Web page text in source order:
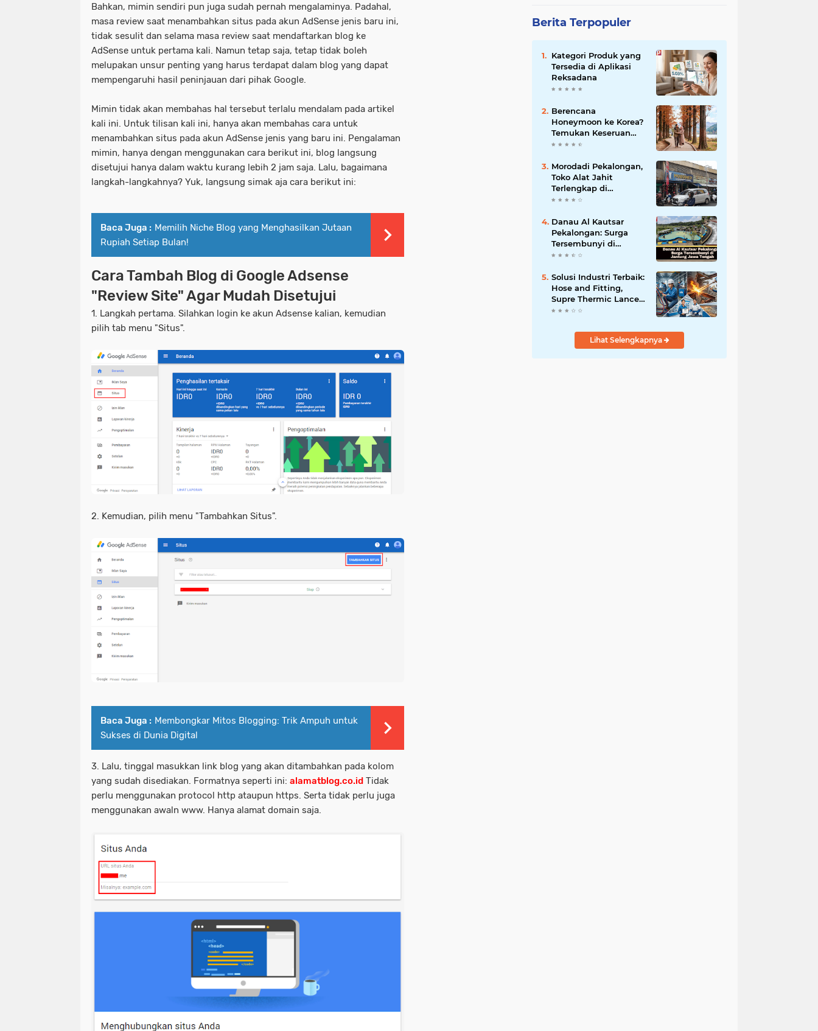
Bahkan, mimin sendiri pun juga sudah pernah mengalaminya. Padahal,
masa review saat menambahkan situs pada akun AdSense jenis baru ini,
tidak sesulit dan selama masa review saat mendaftarkan blog ke
AdSense untuk pertama kali. Namun tetap saja, tetap tidak boleh
melupakan unsur penting yang harus terdapat dalam blog yang dapat
mempengaruhi hasil peninjauan dari pihak Google.
Mimin tidak akan membahas hal tersebut terlalu mendalam pada artikel
kali ini. Untuk tilisan kali ini, hanya akan membahas cara untuk
menambahkan situs pada akun AdSense jenis yang baru ini. Pengalaman
mimin, hanya dengan menggunakan cara berikut ini, blog langsung
disetujui hanya dalam waktu kurang lebih 2 jam saja. Lalu, bagaimana
langkah-langkahnya? Yuk, langsung simak aja cara berikut ini:
Baca Juga : Memilih Niche Blog yang Menghasilkan Jutaan
Rupiah Setiap Bulan!
Cara Tambah Blog di Google Adsense
"Review Site" Agar Mudah Disetujui
1. Langkah pertama. Silahkan login ke akun Adsense kalian, kemudian
pilih tab menu "Situs".
2. Kemudian, pilih menu "Tambahkan Situs".
Baca Juga : Membongkar Mitos Blogging: Trik Ampuh untuk
Sukses di Dunia Digital
3. Lalu, tinggal masukkan link blog yang akan ditambahkan pada kolom
yang sudah disediakan. Formatnya seperti ini: alamatblog.co.id Tidak
perlu menggunakan protocol http ataupun https. Serta tidak perlu juga
menggunakan awaln www. Hanya alamat domain saja.
Berita Terpopuler
Kategori Produk yang
Tersedia di Aplikasi
Reksadana
Berencana
Honeymoon ke Korea?
Temukan Keseruan
Berburu Kuliner
Seoul
Morodadi Pekalongan,
Toko Alat Jahit
Terlengkap di
Pekalongan. Surga
Menjahit di
Pekalongan
Danau Al Kautsar
Pekalongan: Surga
Tersembunyi di
Jantung Jawa Tengah
Solusi Industri Terbaik:
Hose and Fitting,
Supre Thermic Lance
Cigweld dari
Indonesia
Lihat Selengkapnya